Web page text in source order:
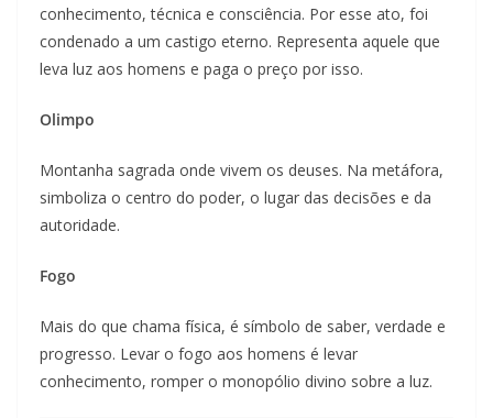
conhecimento, técnica e consciência. Por esse ato, foi
condenado a um castigo eterno. Representa aquele que
leva luz aos homens e paga o preço por isso.
Olimpo
Montanha sagrada onde vivem os deuses. Na metáfora,
simboliza o centro do poder, o lugar das decisões e da
autoridade.
Fogo
Mais do que chama física, é símbolo de saber, verdade e
progresso. Levar o fogo aos homens é levar
conhecimento, romper o monopólio divino sobre a luz.